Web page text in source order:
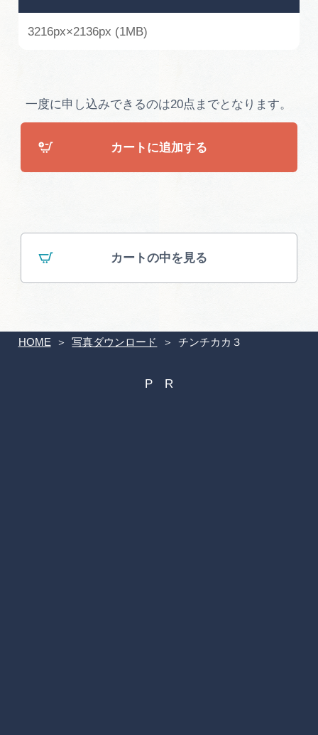
運営組織
広告掲載
サイトポリシー
HOME 写真ダウンロード チンチカカ３
3216px×2136px (1MB)
一度に申し込みできるのは20点までとなります。
カートに追加する
カートの中を見る